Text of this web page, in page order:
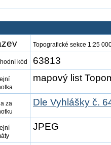
Topografické sekce 1:25
kód 63813
mapový list
za
Dle Vyhlášky č.
JPEG